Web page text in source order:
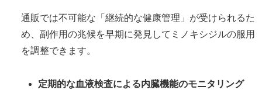
通販では不可能な「継続的な健康管理」が受けられるた
め、副作用の兆候を早期に発見してミノキシジルの服用
を調整できます。
定期的な血液検査による内臓機能のモニタリング